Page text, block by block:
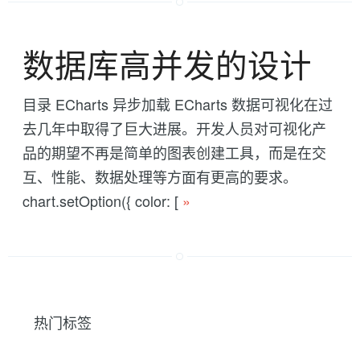
数据库高并发的设计
目录 ECharts 异步加载 ECharts 数据可视化在过
去几年中取得了巨大进展。开发人员对可视化产
品的期望不再是简单的图表创建工具，而是在交
互、性能、数据处理等方面有更高的要求。
chart.setOption({ color: [ »
热门标签